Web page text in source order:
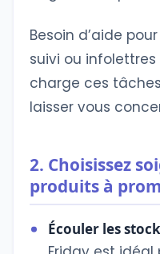
Besoin d’aide
suivi ou infolettres
charge ces
laisser vous
2. Choisissez
produits à
Écouler les